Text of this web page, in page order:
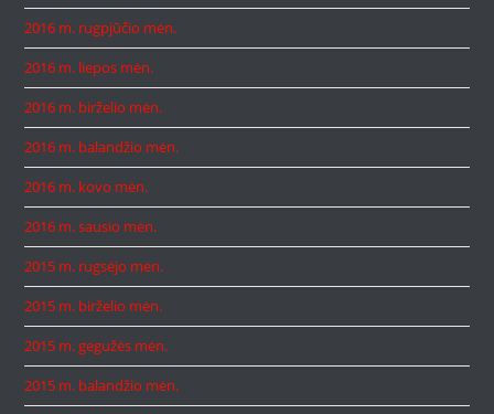
2016 m. rugpjūčio mėn.
2016 m. liepos mėn.
2016 m. birželio mėn.
2016 m. balandžio mėn.
2016 m. kovo mėn.
2016 m. sausio mėn.
2015 m. rugsėjo mėn.
2015 m. birželio mėn.
2015 m. gegužės mėn.
2015 m. balandžio mėn.